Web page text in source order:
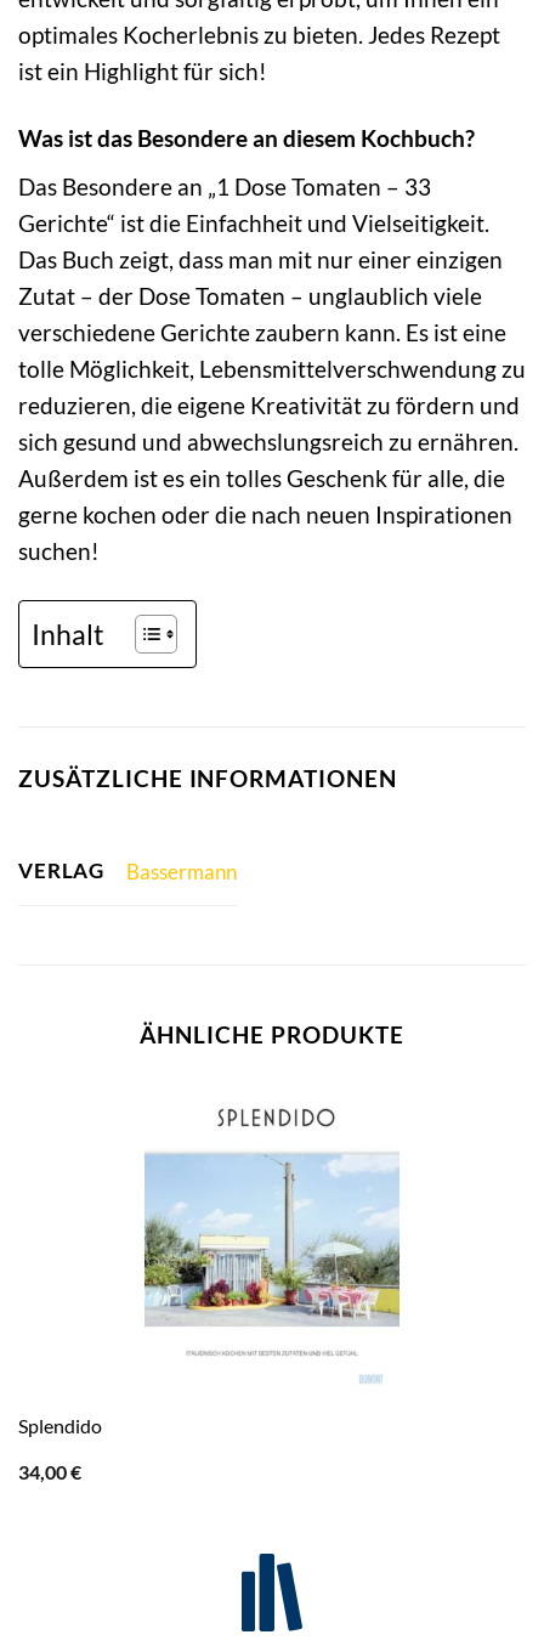
optimales Kocherlebnis zu bieten. Jedes Rezept
ist ein Highlight für sich!
Was ist das Besondere an diesem Kochbuch?
Das Besondere an „1 Dose Tomaten – 33
Gerichte“ ist die Einfachheit und Vielseitigkeit.
Das Buch zeigt, dass man mit nur einer einzigen
Zutat – der Dose Tomaten – unglaublich viele
verschiedene Gerichte zaubern kann. Es ist eine
tolle Möglichkeit, Lebensmittelverschwendung zu
reduzieren, die eigene Kreativität zu fördern und
sich gesund und abwechslungsreich zu ernähren.
Außerdem ist es ein tolles Geschenk für alle, die
gerne kochen oder die nach neuen Inspirationen
suchen!
Inhalt
ZUSÄTZLICHE INFORMATIONEN
VERLAG Bassermann
ÄHNLICHE PRODUKTE
Splendido
34,00€